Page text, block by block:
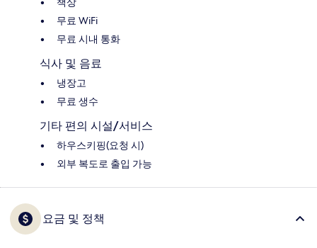
무료 WiFi
무료 시내 통화
식사 및 음료
냉장고
무료 생수
기타 편의 시설/서비스
하우스키핑(요청 시)
외부 복도로 출입 가능
요금 및 정책